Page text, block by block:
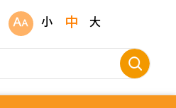
小 中 大